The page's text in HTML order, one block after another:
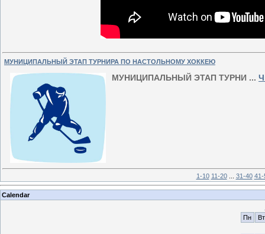
МУНИЦИПАЛЬНЫЙ ЭТАП ТУРНИРА ПО НАСТОЛЬНОМУ ХОККЕЮ
МУНИЦИПАЛЬНЫЙ ЭТАП ТУРНИ ...
1-10 11-20 31-40 41-
Calendar
Пн
Вт